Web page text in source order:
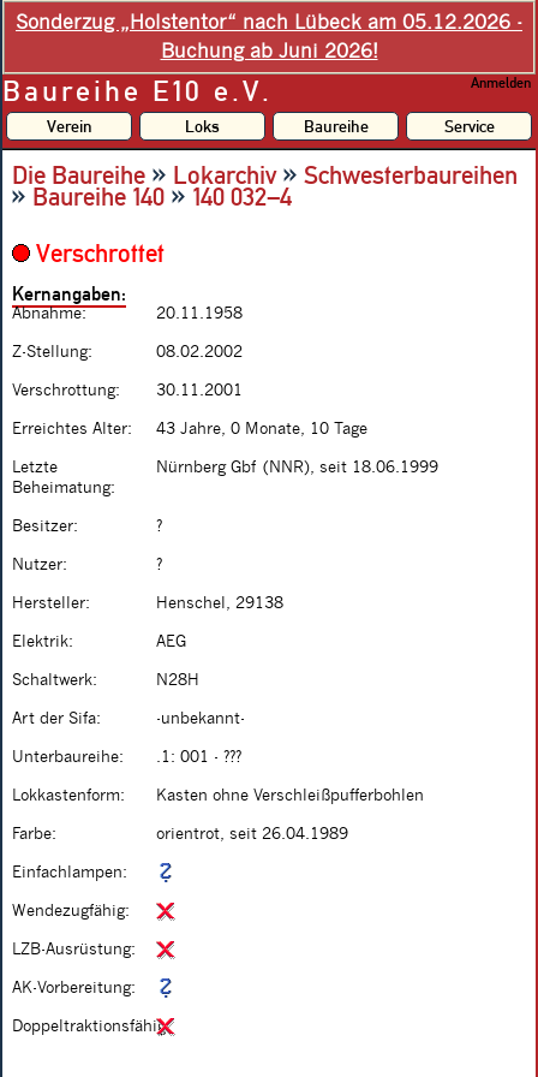
Sonderzug „Holstentor“ nach Lübeck am 05.12.2026 -
Buchung ab Juni 2026!
Baureihe E10 e.V. Anmelden
Verein Loks Baureihe Service
Die Baureihe » Lokarchiv» Schwesterbaureihen
»Baureihe 140 »140 032–4
Verschrottet
Kernangaben:
Abnahme: 20.11.1958
Z-Stellung: 08.02.2002
Verschrottung: 30.11.2001
Erreichtes Alter: 43 Jahre, 0 Monate, 10 Tage
Letzte
Beheimatung:
Nürnberg Gbf (NNR), seit 18.06.1999
Besitzer: ?
Nutzer: ?
Hersteller: Henschel, 29138
Elektrik: AEG
Schaltwerk: N28H
Art der Sifa: -unbekannt-
Unterbaureihe: .1: 001 - ???
Lokkastenform: Kasten ohne Verschleißpufferbohlen
Farbe: orientrot, seit 26.04.1989
Einfachlampen:
Wendezugfähig:
LZB-Ausrüstung:
AK-Vorbereitung:
Doppeltraktionsfähig: